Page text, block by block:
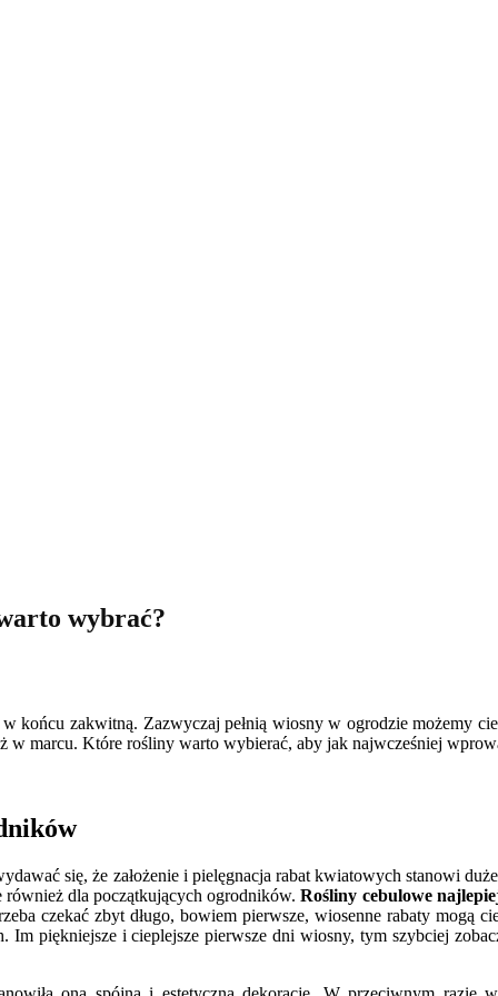
wybrać?
końcu zakwitną. Zazwyczaj pełnią wiosny w ogrodzie możemy
marcu. Które rośliny warto wybierać, aby jak najwcześniej
się, że założenie i pielęgnacja rabat kwiatowych stanowi
dla początkujących ogrodników.Rośliny cebulowe
czekać zbyt długo, bowiem pierwsze, wiosenne rabaty mogą
piękniejsze i cieplejsze pierwsze dni wiosny, tym szybciej